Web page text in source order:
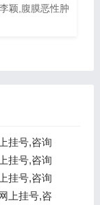
颖,腹膜恶性肿
挂号,咨询
挂号,咨询
挂号,咨询
上挂号,咨